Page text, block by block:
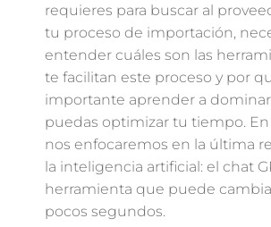
requieres para buscar al
tu proceso de importación,
entender cuáles son las
te facilitan este proceso y por
importante aprender a
puedas optimizar tu tiempo. En
nos enfocaremos en la última
la inteligencia artificial: el chat
herramienta que puede
pocos segundos.